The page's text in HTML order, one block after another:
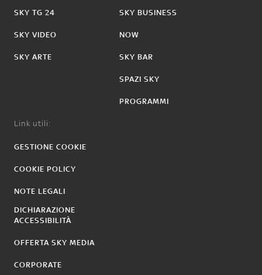
SKY TG 24
SKY VIDEO
SKY ARTE
SKY BUSINESS
NOW
SKY BAR
SPAZI SKY
PROGRAMMI
Link utili:
GESTIONE COOKIE
COOKIE POLICY
NOTE LEGALI
DICHIARAZIONE
ACCESSIBILITÀ
OFFERTA SKY MEDIA
CORPORATE